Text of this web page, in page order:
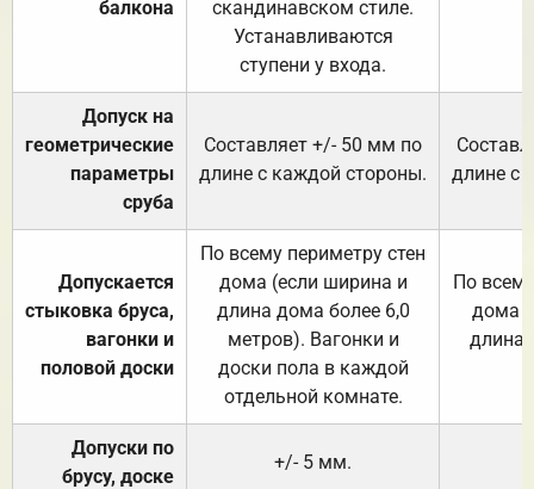
балкона
скандинавском стиле.
Устанавливаются
ступени у входа.
Допуск на
геометрические
параметры
сруба
Составляет +/- 50 мм по
длине с каждой стороны.
длине с
Допускается
стыковка бруса,
вагонки и
половой доски
По всему периметру стен
дома (если ширина и
длина дома более 6,0
метров). Вагонки и
доски пола в каждой
отдельной комнате.
По
дома
длина
Допуски по
брусу, доске
+/- 5 мм.